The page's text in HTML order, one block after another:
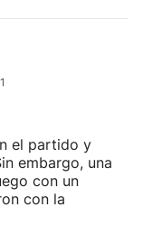
el partido y
embargo, una
con un
con la